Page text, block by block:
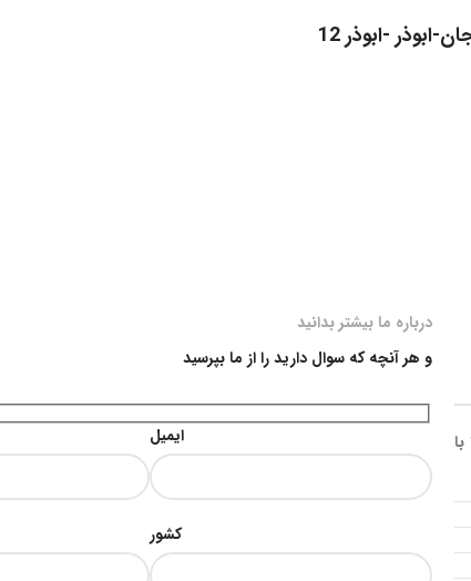
ابوذر -ابوذر 12
درباره ما بیشتر بدانید
و هر آنچه که سوال دارید را از ما بپرسید
ایمیل
کشور